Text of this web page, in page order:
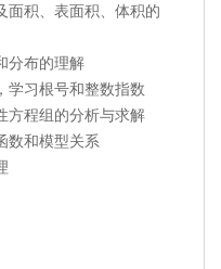
面积、表面积、体积的
分布的理解
学习根号和整数指数
方程组的分析与求解
数和模型关系